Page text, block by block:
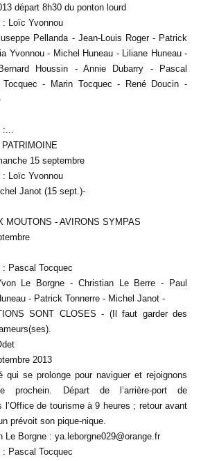
départ 8h30 du ponton lourd
: Loïc Yvonnou
Pellanda - Jean-Louis Roger - Patrick
Yvonnou - Michel Huneau - Liliane Huneau -
Houssin - Annie Dubarry - Pascal
- Marin Tocquec - René Doucin -
:...
15 septembre
: Loïc Yvonnou
Janot (15 sept.)-
MOUTONS - AVIRONS SYMPAS
Pascal Tocquec
Le Borgne - Christian Le Berre - Paul
- Patrick Tonnerre - Michel Janot -
SONT CLOSES - (Il faut garder des
2013
qui se prolonge pour naviguer et rejoignons
prochein. Départ de l’arrière-port de
l’Office de tourisme à 9 heures ; retour avant
prévoit son pique-nique.
Le Borgne : ya.leborgne029@orange.fr
Pascal Tocquec